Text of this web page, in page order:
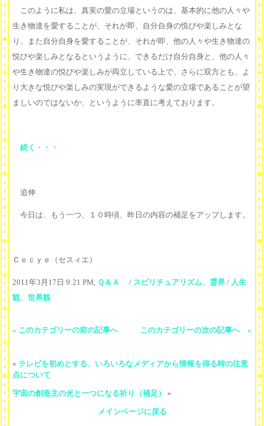
このように私は、真実の愛の立場というのは、基本的に他の人々や
生き物達を愛することが、それが即、自分自身の悦びや楽しみとな
り、また自分自身を愛することが、それが即、他の人々や生き物達の
悦びや楽しみとなるというように、できるだけ自分自身と、他の人々
や生き物達の悦びや楽しみが両立している上で、さらに双方とも、よ
り大きな悦びや楽しみの実現ができるような愛の立場であることが望
ましいのではないか、というように率直に考えております。
続く・・・
追伸
今日は、もう一つ、１０時頃、昨日の内容の補足をアップします。
Ｃｅｃｙｅ（セスィエ）
2011年3月17日 9:21 PM, Ｑ＆Ａ / スピリチュアリズム、霊界 / 人生
観、世界観
« このカテゴリーの前の記事へ このカテゴリーの次の記事へ »
« テレビを初めとする、いろいろなメディアから情報を得る時の注意
点について
宇宙の創造主の光と一つになる祈り（補足） »
メインページに戻る